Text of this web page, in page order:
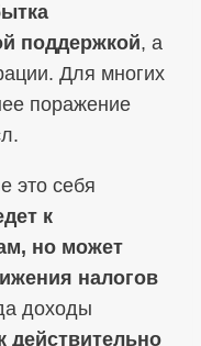
поддержкой, а
Для многих
поражение
это себя
к
но может
налогов
доходы
действительно